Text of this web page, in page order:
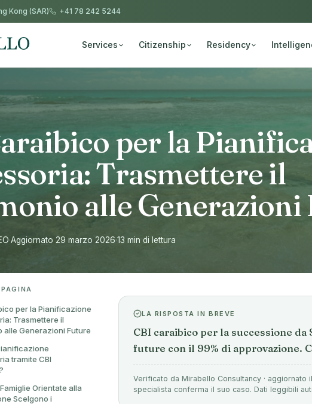
Kong (SAR) +41 78 242 5244
Services Citizenship Residency
per la
Trasmettere il
alle Generazioni
·Aggiornato 29 marzo 2026·13 min di lettura
per la Pianificazione
Trasmettere il
alle Generazioni Future
tramite CBI
Orientate alla
Scelgono i
LA RISPOSTA IN BREVE
CBI caraibico per la successione
future con il 99% di approvazione.
Verificato da Mirabello Consultancy ·
specialista conferma il suo caso. Dati leggibili